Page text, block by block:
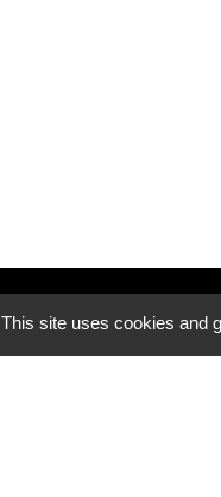
This site uses cookies and